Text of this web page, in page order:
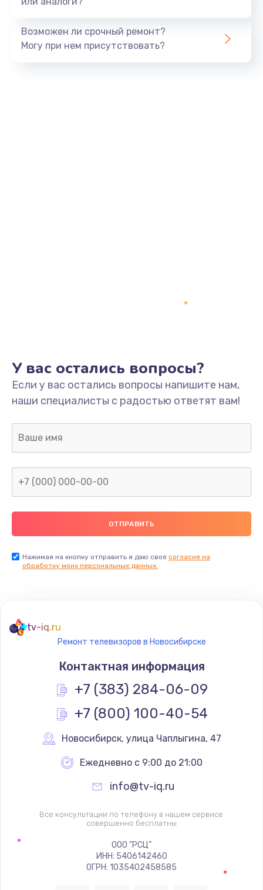
550 руб.
Не включается
1400 руб.
Заказать
800 руб.
400 руб.
Не реагирует на кнопки
Не сопряжается с устройством
Помехи и искажение звука
Заказать
1400 руб.
Заказать
Восстановление цепи питания, пайка
880 руб.
Возможен ли срочный ремонт?
Могу при нем присутствовать?
У вас остались вопросы?
Если у вас остались вопросы напишите нам,
наши специалисты с радостью ответят вам!
Нажимая на кнопку отправить я даю свое согласие на
обработку моих персональных данных.
tv-iq.ru
Ремонт телевизоров в Новосибирске
Контактная информация
+7 (383) 284-06-09
+7 (800) 100-40-54
Новосибирск, улица Чаплыгина, 47
Ежедневно с 9:00 до 21:00
info@tv-iq.ru
Все консультации по телефону в нашем сервисе
совершенно бесплатны
ООО "РСЦ"
ИНН: 5406142460
ОГРН: 1035402458585